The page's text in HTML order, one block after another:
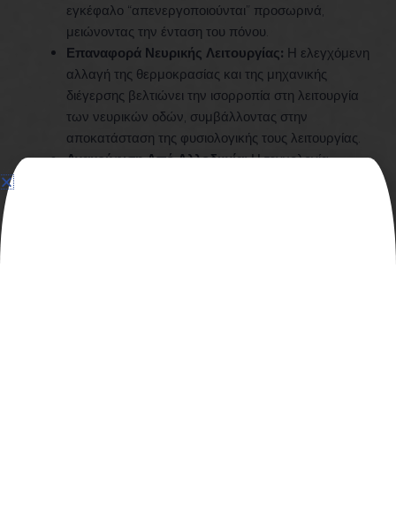
εγκέφαλο “απενεργοποιούνται” προσωρινά,
μειώνοντας την ένταση του πόνου.
Επαναφορά Νευρικής Λειτουργίας: Η ελεγχόμενη
αλλαγή της θερμοκρασίας και της μηχανικής
διέγερσης βελτιώνει την ισορροπία στη λειτουργία
των νευρικών οδών, συμβάλλοντας στην
αποκατάσταση της φυσιολογικής τους λειτουργίας.
Ανακούφιση Από Αλλοδυνία:Η τεχνολογία